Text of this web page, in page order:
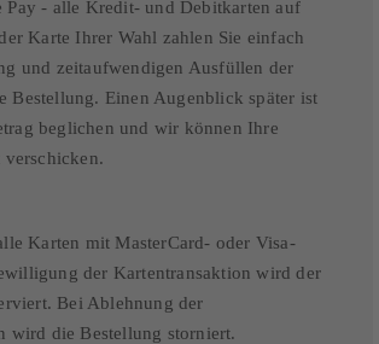
Pay - alle Kredit- und Debitkarten auf
Karte Ihrer Wahl zahlen Sie einfach
und zeitaufwendigen Ausfüllen der
Bestellung. Einen Augenblick später ist
beglichen und wir können Ihre
verschicken.
Karten mit MasterCard- oder Visa-
der Kartentransaktion wird der
Bei Ablehnung der
wird die Bestellung storniert.